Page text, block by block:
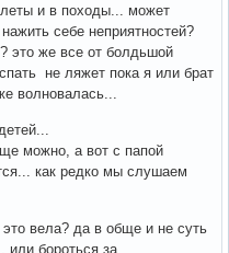
и в походы... может
себе неприятностей?
это же все от болдьшой
не ляжет пока я или брат
волновалась...
можно, а вот с папой
как редко мы слушаем
это вела? да в обще и не суть
или бороться за